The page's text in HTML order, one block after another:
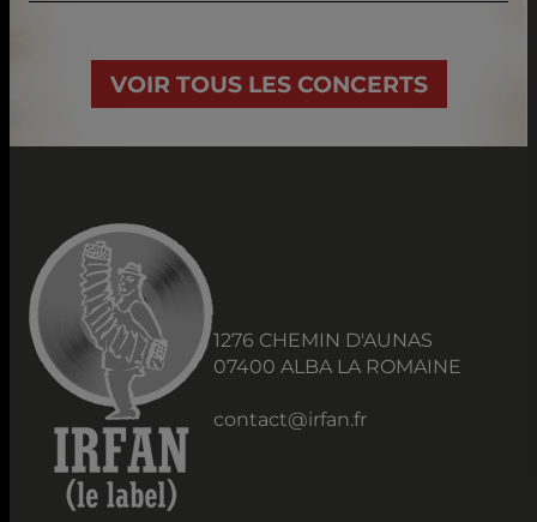
VOIR TOUS LES CONCERTS
1276 CHEMIN D'AUNAS
07400 ALBA LA ROMAINE
contact@irfan.fr